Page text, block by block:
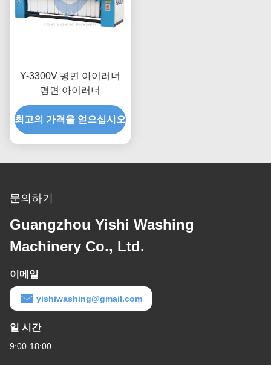
Y-3300V 평면 아이러너
평면 아이러너
최고의 가격을 얻으십시오
문의하기
Guangzhou Yishi Washing
Machinery Co., Ltd.
이메일
yishiwashing@gmail.com
일 시간
9:00-18:00